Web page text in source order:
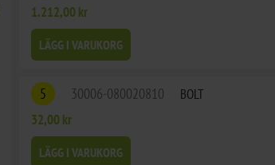
1.212,00 kr
LÄGG I VARUKORG
5 30006-080020810
BOLT
32,00 kr
LÄGG I VARUKORG